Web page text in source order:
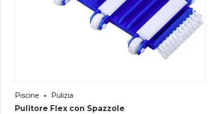
Piscine Pulizia
Pulitore Flex con Spazzole